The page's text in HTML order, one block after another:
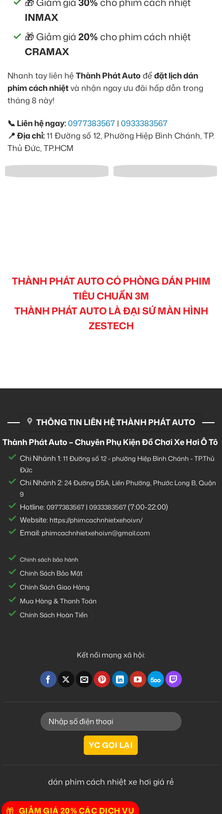
INMAX
🎁 Giảm giá20%cho phim cách nhiệt
CRAMAX
Nhanh tay liên hệ Thành Phát Auto đểđặt lịch dán
phim cách nhiệtvà nhận ngay ưu đãi hấp dẫn trong
tháng 8 này!
📞 Liên hệ ngay:0977383567 | 0933383567
📍 Địa chỉ:11 Đường số 12, Phường Hiệp Bình Chánh, TP.
Thủ Đức, TP.HCM
THÀNH PHÁT AUTO CÓ PHÒNG DÁN PHIM
TIÊU CHUẨN 3M
THÀNH PHÁT AUTO LÀ ĐẠI SỨ MÀN HÌNH
ZESTECH
THÔNG TIN LIÊN HỆ THÀNH PHÁT AUTO
Thành Phát Auto – Chuyên Phụ Kiện Đồ Chơi Xe Hơi Ô Tô
Chi Nhánh 1: 11 Đường số 12 - phường Hiệp Bình Chánh - TP.Thủ
Đức
Chi Nhánh 2: 24 Đường D5A, Liên Phường, Phước Long B, Quận
9
Hotline: 0977383567 | 0933383567(7:00-22:00)
Website: https://phimcachnhietxehoi.vn/
Email: phimcachnhietxehoi.vn@gmail.com
Chính sách bảo hành
Chính Sách Bảo Mật
Chính Sách Giao Hàng
Mua Hàng & Thanh Toán
Chính Sách Hoàn Tiền
Kết nối mạng xã hội:
dán phim cách nhiệt xe hơi giá rẻ
GIẢM GIÁ 20% CÁC DỊCH VỤ